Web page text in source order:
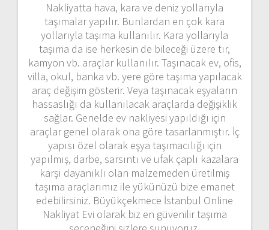
Nakliyatta hava, kara ve deniz yollarıyla
taşımalar yapılır. Bunlardan en çok kara
yollarıyla taşıma kullanılır. Kara yollarıyla
taşıma da ise herkesin de bileceği üzere tır,
kamyon vb. araçlar kullanılır. Taşınacak ev, ofis,
villa, okul, banka vb. yere göre taşıma yapılacak
araç değişim gösterir. Veya taşınacak eşyaların
hassaslığı da kullanılacak araçlarda değişiklik
sağlar. Genelde ev nakliyesi yapıldığı için
araçlar genel olarak ona göre tasarlanmıştır. İç
yapısı özel olarak eşya taşımacılığı için
yapılmış, darbe, sarsıntı ve ufak çaplı kazalara
karşı dayanıklı olan malzemeden üretilmiş
taşıma araçlarımız ile yükünüzü bize emanet
edebilirsiniz. Büyükçekmece İstanbul Online
Nakliyat Evi olarak biz en güvenilir taşıma